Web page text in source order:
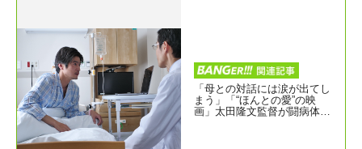
「母との対話には涙が出てし
まう」「“ほんとの愛”の映
画」太田隆文監督が闘病体験